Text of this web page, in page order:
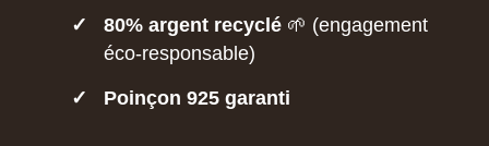
✓ 80% argent recyclé🌱 (engagement
éco-responsable)
✓ Poinçon 925 garanti